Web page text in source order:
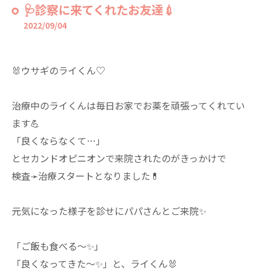
🩺診察に来てくれたお友達💉
2022/09/04
🐰ウサギのライくん♡⁡
治療中のライくんは毎日お家でお薬を頑張ってくれてい
ます💪⁡
「良くならなくて…」⁡
⁡とセカンドオピニオンで来院されたのがきっかけで⁡
⁡検査➛治療スタートとなりました💊⁡
元気になった様子を診せにパパさんとご来院✨⁡
「ご飯も食べる〜✨」
「良くなってきた〜✨」と、ライくん🐰